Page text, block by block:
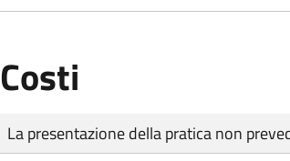
Costi
Tipo di pagamento
Importo
La presentazione della pratica non